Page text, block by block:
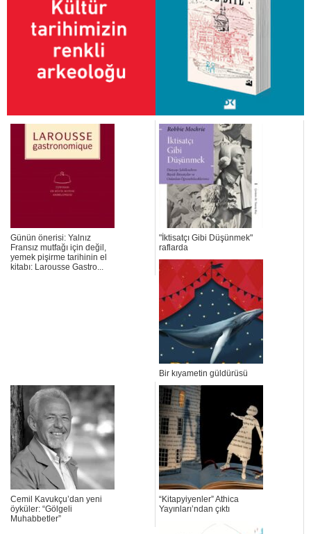
Günün önerisi: Yalnız
Fransız mutfağı için değil,
yemek pişirme tarihinin el
kitabı: Larousse Gastro...
"İktisatçı Gibi Düşünmek"
raflarda
Bir kıyametin güldürüsü
Cemil Kavukçu’dan yeni
öyküler: “Gölgeli
Muhabbetler”
“Kitapyiyenler” Athica
Yayınları’ndan çıktı